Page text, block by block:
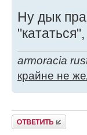
Ну дык
armoracia
крайне не
Ответить